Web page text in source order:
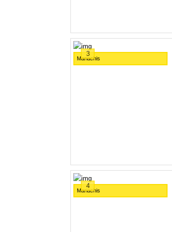
3
Mariachis
4
Mariachis